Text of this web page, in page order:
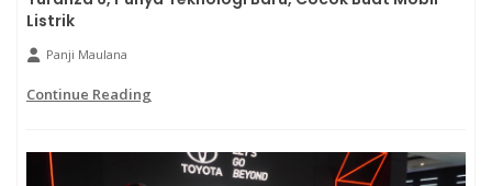
Listrik
Panji Maulana
Continue Reading